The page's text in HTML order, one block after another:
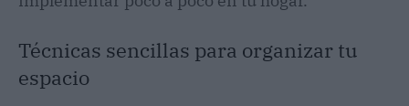
Técnicas sencillas para organizar tu
espacio